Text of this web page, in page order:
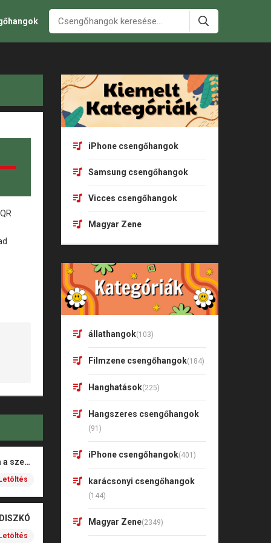
Rigó Mónika – Barna a szeme
iPhone csengőhangok
Samsung csengőhangok
Vicces csengőhangok
Magyar Zene
állathangok(103)
Filmzene csengőhangok(184)
Hanghatások(225)
Hangszeres csengőhangok
(91)
iPhone csengőhangok(401)
karácsonyi csengőhangok
(144)
Magyar Zene(2349)